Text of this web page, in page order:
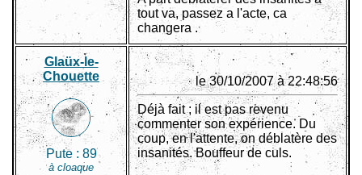
tout va, passez a l'acte, ca
changera .
Glaüx-le-
Chouette
Pute : 89
à cloaque
le 30/10/2007 à 22:48:56
Déjà fait ; il est pas revenu
commenter son expérience. Du
coup, en l'attente, on déblatère des
insanités. Bouffeur de culs.